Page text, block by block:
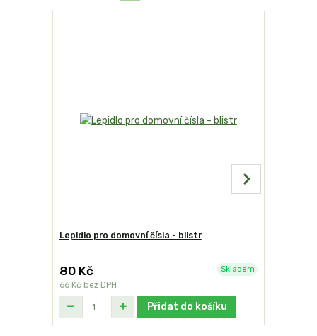
Lepidlo pro domovní čísla - blistr
80 Kč
66 Kč bez DPH
Skladem
Přidat do košíku